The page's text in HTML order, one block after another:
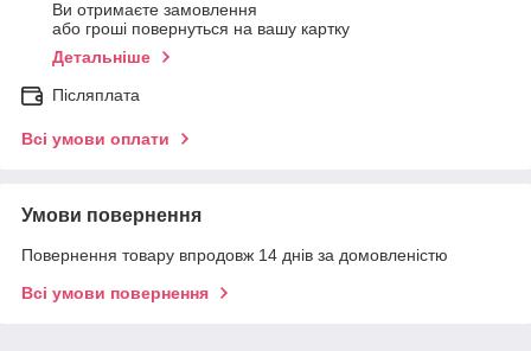
Ви отримаєте замовлення
або гроші повернуться на вашу картку
Детальніше
Післяплата
Всі умови оплати
Умови повернення
Повернення товару впродовж 14 днів за домовленістю
Всі умови повернення